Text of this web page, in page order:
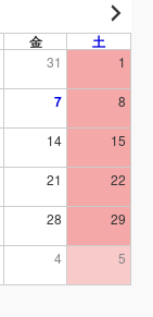
金 土
31 1
7 8
14 15
21 22
28 29
4 5